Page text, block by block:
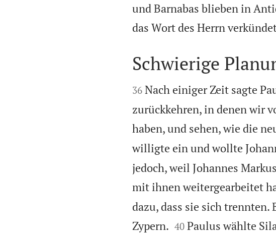
und Barnabas blieben in
das Wort des Herrn

Schwierige

36 Nach einiger Zeit sagte
zurückkehren, in denen wir
haben, und sehen, wie die
willigte ein und wollte
jedoch, weil Johannes
mit ihnen weitergearbeitet
dazu, dass sie sich trennten.
Zypern.
40 Paulus wählte